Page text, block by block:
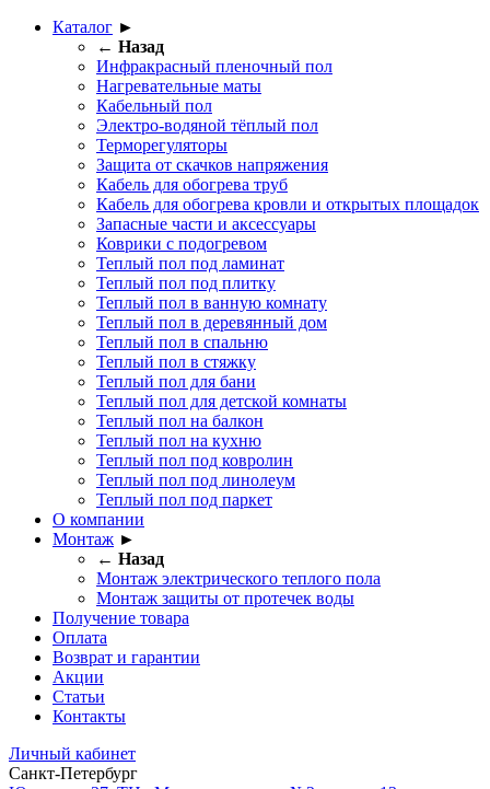
Каталог ►
← Назад
Инфракрасный пленочный пол
Нагревательные маты
Кабельный пол
Электро-водяной тёплый пол
Терморегуляторы
Защита от скачков напряжения
Кабель для обогрева труб
Кабель для обогрева кровли и открытых площадок
Запасные части и аксессуары
Коврики с подогревом
Теплый пол под ламинат
Теплый пол под плитку
Теплый пол в ванную комнату
Теплый пол в деревянный дом
Теплый пол в спальню
Теплый пол в стяжку
Теплый пол для бани
Теплый пол для детской комнаты
Теплый пол на балкон
Теплый пол на кухню
Теплый пол под ковролин
Теплый пол под линолеум
Теплый пол под паркет
О компании
Монтаж ►
← Назад
Монтаж электрического теплого пола
Монтаж защиты от протечек воды
Получение товара
Оплата
Возврат и гарантии
Акции
Статьи
Контакты
Личный кабинет
Санкт-Петербург